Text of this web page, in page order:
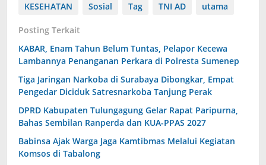
KESEHATAN
Sosial Tag TNI AD utama
Posting Terkait
KABAR, Enam Tahun Belum Tuntas, Pelapor Kecewa
Lambannya Penanganan Perkara di Polresta Sumenep
Tiga Jaringan Narkoba di Surabaya Dibongkar, Empat
Pengedar Diciduk Satresnarkoba Tanjung Perak
DPRD Kabupaten Tulungagung Gelar Rapat Paripurna,
Bahas Sembilan Ranperda dan KUA-PPAS 2027
Babinsa Ajak Warga Jaga Kamtibmas Melalui Kegiatan
Komsos di Tabalong